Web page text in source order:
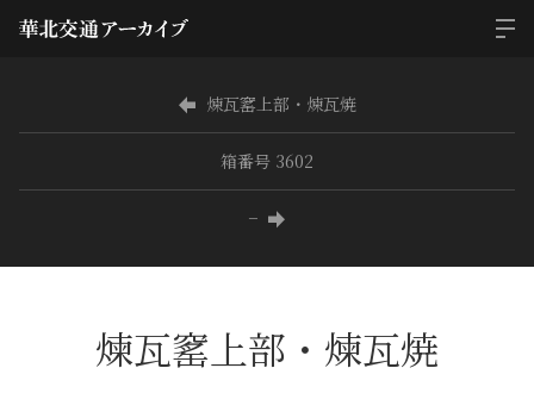
煉瓦窰上部・煉瓦焼
箱番号 3602
−
煉瓦窰上部・煉瓦焼